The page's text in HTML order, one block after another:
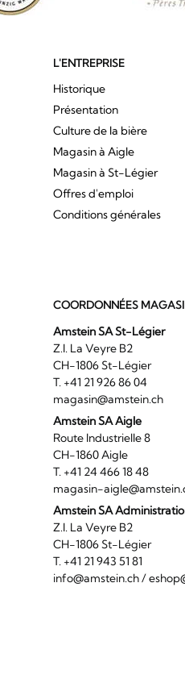
L'ENTREPRISE
Historique
Présentation
Culture de la bière
Magasin à Aigle
Magasin à St-Légier
Offres d'emploi
Conditions générales
COORDONNÉES
Amstein SA St-Légier
Z.I. La Veyre B2
CH-1806 St-Légier
T. +41 21 926 86 04
magasin@amstein.ch
Amstein SA Aigle
Route Industrielle 8
CH-1860 Aigle
T. +41 24 466 18 48
magasin-
Amstein SA
Z.I. La Veyre B2
CH-1806 St-Légier
T. +41 21 943 51 81
info@amstein.ch/